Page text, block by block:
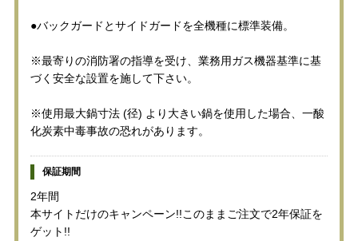
●バックガードとサイドガードを全機種に標準装備。
※最寄りの消防署の指導を受け、業務用ガス機器基準に基
づく安全な設置を施して下さい。
※使用最大鍋寸法 (径) より大きい鍋を使用した場合、一酸
化炭素中毒事故の恐れがあります。
保証期間
2年間
本サイトだけのキャンペーン!!このままご注文で2年保証を
ゲット!!